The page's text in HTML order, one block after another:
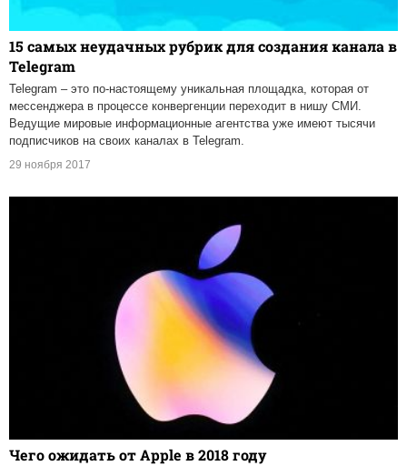
15 самых неудачных рубрик для создания канала в
Telegram
Telegram – это по-настоящему уникальная площадка, которая от
мессенджера в процессе конвергенции переходит в нишу СМИ.
Ведущие мировые информационные агентства уже имеют тысячи
подписчиков на своих каналах в Telegram.
29 ноября 2017
Чего ожидать от Apple в 2018 году